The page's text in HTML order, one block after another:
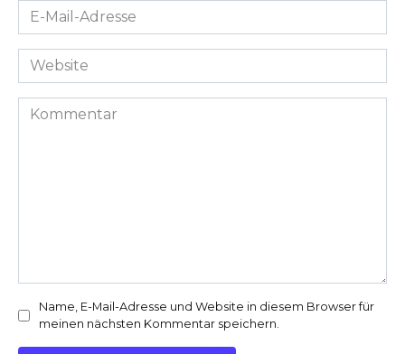
E-
Mail-
Adresse
Website
Kommentar
Name, E-Mail-Adresse und Website in diesem Browser für
meinen nächsten Kommentar speichern.